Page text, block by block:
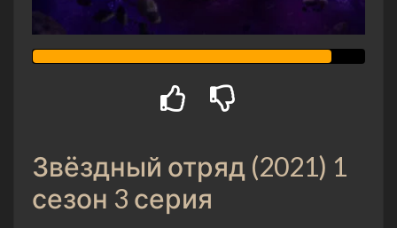
Звёздный отряд (2021) 1
сезон 3 серия